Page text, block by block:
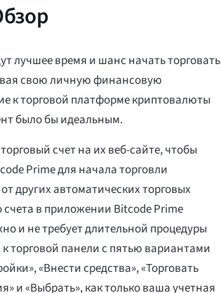
лучшее время и шанс начать торговать
свою личную финансовую
к торговой платформе криптовалюты
было бы идеальным.
счет на их веб-сайте, чтобы
Prime для начала торговли
других автоматических торговых
счета в приложении Bitcode Prime
и не требует длительной процедуры
к торговой панели с пятью вариантами
«Внести средства», «Торговать
и «Выбрать», как только ваша учетная